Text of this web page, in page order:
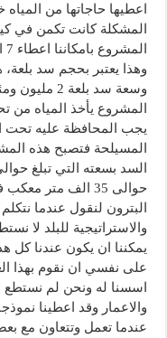
اعطيها حاجاتها من
المشكلة كانت تكمن في
وهذا يعتبر بحجم سد
وسعة سد
المشروع يأخذ المياه من
المسيلحة فتصبح هذه
حوالى 35 الف
البترون لنقول عندما
والاستراتيجية للبلد لا
يمكننا ان يكون عندنا كل
على نفسي ان نقوم بهذا
اسسنا له ونحن لم نستطع
والاعمار وقد اعطينا
عندما تعمل وتتعاون مع